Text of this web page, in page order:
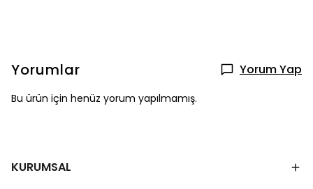
Yorumlar Yorum Yap
Bu ürün için henüz yorum yapılmamış.
KURUMSAL